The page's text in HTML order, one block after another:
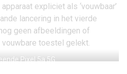
expliciet als ‘vouwbaar’
lancering in het vierde
geen afbeeldingen of
vouwbare toestel gelekt.
Pixel 5a 5G